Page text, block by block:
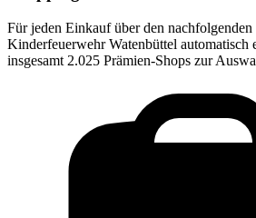
Für jeden Einkauf über den
Kinderfeuerwehr Watenbüttel automatisch
insgesamt 2.025 Prämien-Shops zur